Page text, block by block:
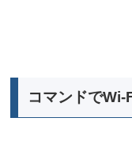
コマンドでWi-